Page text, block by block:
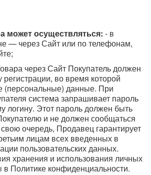
может осуществляться: - в
— через Сайт или по телефонам,
через Сайт Покупатель должен
регистрации, во время которой
(персональные) данные. При
система запрашивает пароль
логину. Этот пароль должен быть
и не должен сообщаться
очередь, Продавец гарантирует
лицам всех введенных в
пользовательских данных.
хранения и использования личных
Политике конфиденциальности.